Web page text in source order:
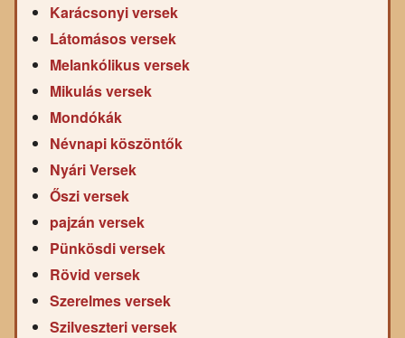
Karácsonyi versek
Látomásos versek
Melankólikus versek
Mikulás versek
Mondókák
Névnapi köszöntők
Nyári Versek
Őszi versek
pajzán versek
Pünkösdi versek
Rövid versek
Szerelmes versek
Szilveszteri versek